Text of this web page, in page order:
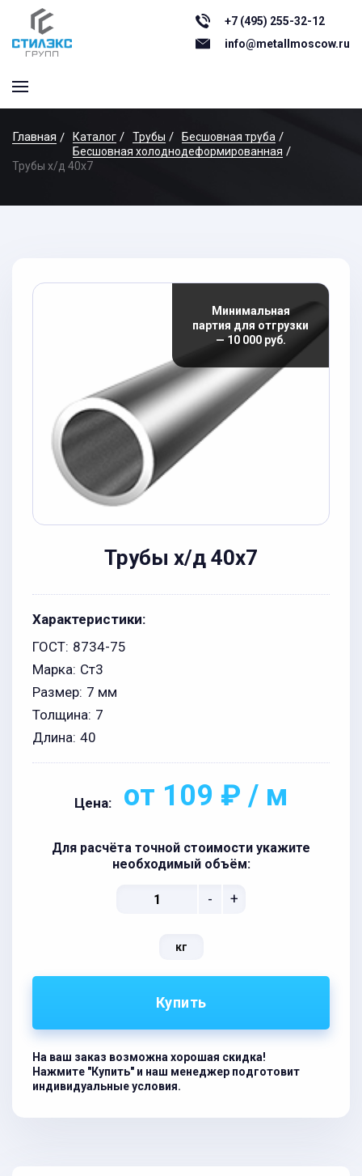
+7 (495) 255-32-12
info@metallmoscow.ru
Главная Каталог Трубы
Бесшовная труба
Бесшовная холоднодеформированная
Трубы х/д 40x7
Минимальная
партия для отгрузки
— 10 000 руб.
Трубы х/д 40x7
Характеристики:
ГОСТ: 8734-75
Марка: Ст3
Размер: 7 мм
Толщина: 7
Длина: 40
Цена: от 109 ₽ / м
Для расчёта точной стоимости укажите
необходимый объём:
- +
кг
Купить
На ваш заказ возможна хорошая скидка!
Нажмите "Купить" и наш менеджер подготовит
индивидуальные условия.